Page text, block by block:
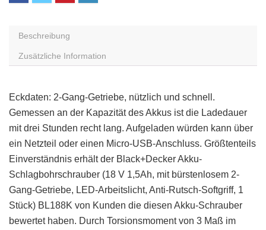
Beschreibung
Zusätzliche Information
Eckdaten: 2-Gang-Getriebe, nützlich und schnell.
Gemessen an der Kapazität des Akkus ist die Ladedauer
mit drei Stunden recht lang. Aufgeladen würden kann über
ein Netzteil oder einen Micro-USB-Anschluss. Größtenteils
Einverständnis erhält der Black+Decker Akku-
Schlagbohrschrauber (18 V 1,5Ah, mit bürstenlosem 2-
Gang-Getriebe, LED-Arbeitslicht, Anti-Rutsch-Softgriff, 1
Stück) BL188K von Kunden die diesen Akku-Schrauber
bewertet haben. Durch Torsionsmoment von 3 Maß im